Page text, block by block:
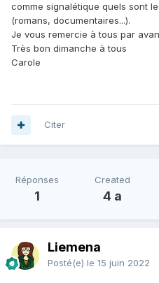
comme signalétique quels sont
(romans, documentaires...).
Je vous remercie à tous par
Très bon dimanche à tous
Carole
Citer
Réponses
1
Created
4 a
Liemena
Posté(e) le 15 juin 2022